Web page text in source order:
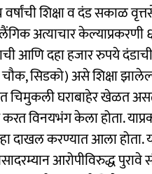
शिक्षा व दंड सकाळ
अत्याचार केल्याप्रकरणी
आणि दहा हजार रुपये
चौक, सिडको) असे शिक्षा
चिमुकली घराबाहेर खेळत
विनयभंग केला होता.
दाखल करण्यात आला होता.
आरोपीविरुद्ध